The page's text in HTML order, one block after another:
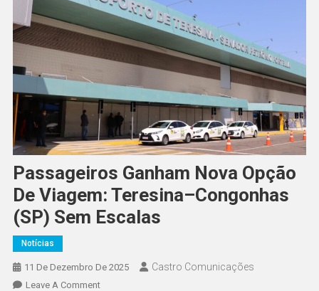
Passageiros Ganham Nova Opção
De Viagem: Teresina–Congonhas
(SP) Sem Escalas
Notícias
11 De Dezembro De 2025 Castro Comunicações
Leave A Comment